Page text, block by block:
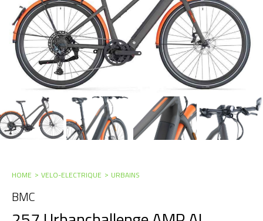
HOME VELO-ELECTRIQUE URBAINS
BMC